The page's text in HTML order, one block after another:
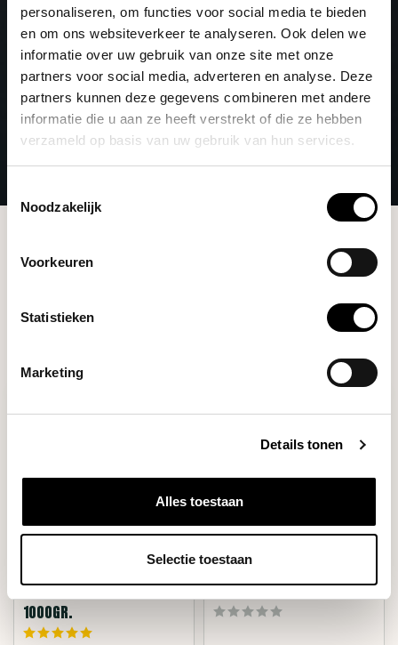
personaliseren, om functies voor social media te bieden
en om ons websiteverkeer te analyseren. Ook delen we
informatie over uw gebruik van onze site met onze
partners voor social media, adverteren en analyse. Deze
partners kunnen deze gegevens combineren met andere
informatie die u aan ze heeft verstrekt of die ze hebben
verzameld op basis van uw gebruik van hun services.
Noodzakelijk
Voorkeuren
Statistieken
Marketing
Details tonen
Alles toestaan
Selectie toestaan
LATTE CLUB CINNAMON
1000GR.
MATCHA 250 GR.